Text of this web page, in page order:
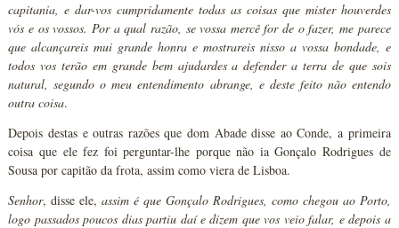
capitania, e dar-vos cumpridamente todas as coisas que mister houverdes
vós e os vossos. Por a qual razão, se vossa mercê for de o fazer, me parece
que alcançareis mui grande honra e mostrareis nisso a vossa bondade, e
todos vos terão em grande bem ajudardes a defender a terra de que sois
natural, segundo o meu entendimento abrange, e deste feito não entendo
outra coisa.
Depois destas e outras razões que dom Abade disse ao Conde, a primeira
coisa que ele fez foi perguntar-lhe porque não ia Gonçalo Rodrigues de
Sousa por capitão da frota, assim como viera de Lisboa.
Senhor, disse ele,assim é que Gonçalo Rodrigues, como chegou ao Porto,
logo passados poucos dias partiu daí e dizem que vos veio falar, e depois a